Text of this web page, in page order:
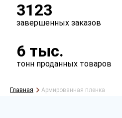
3123
завершенных заказов
6 тыс.
тонн проданных товаров
Главная Армированная пленка